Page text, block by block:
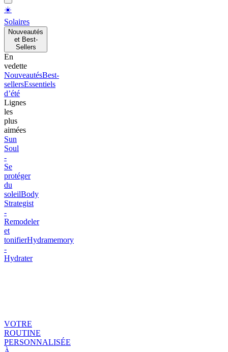
☀️
Solaires
Nouveautés
et Best-
Sellers
En
vedette
NouveautésBest-
sellersEssentiels
d’été
Lignes
les
plus
aimées
Sun
Soul
-
Se
protéger
du
soleilBody
Strategist
-
Remodeler
et
tonifierHydramemory
-
Hydrater
VOTRE
ROUTINE
PERSONNALISÉE